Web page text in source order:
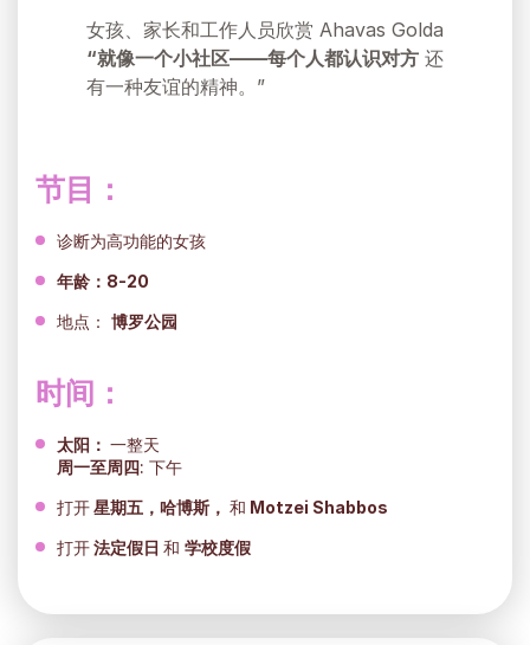
女孩、家长和工作人员欣赏 Ahavas Golda
“就像一个小社区——每个人都认识对方还
有一种友谊的精神。”
节目：
诊断为高功能的女孩
年龄：8-20
地点： 博罗公园
时间：
太阳： 一整天
周一至周四: 下午
打开星期五，哈博斯， 和 Motzei Shabbos
打开法定假日 和 学校度假